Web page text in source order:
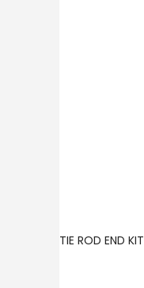
TIE ROD END KIT